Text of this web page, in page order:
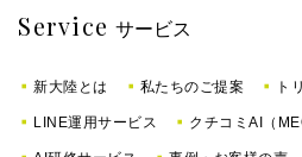
Service サービス
新大陸とは 私たちのご提案 ト
LINE運用サービス クチコミAI（